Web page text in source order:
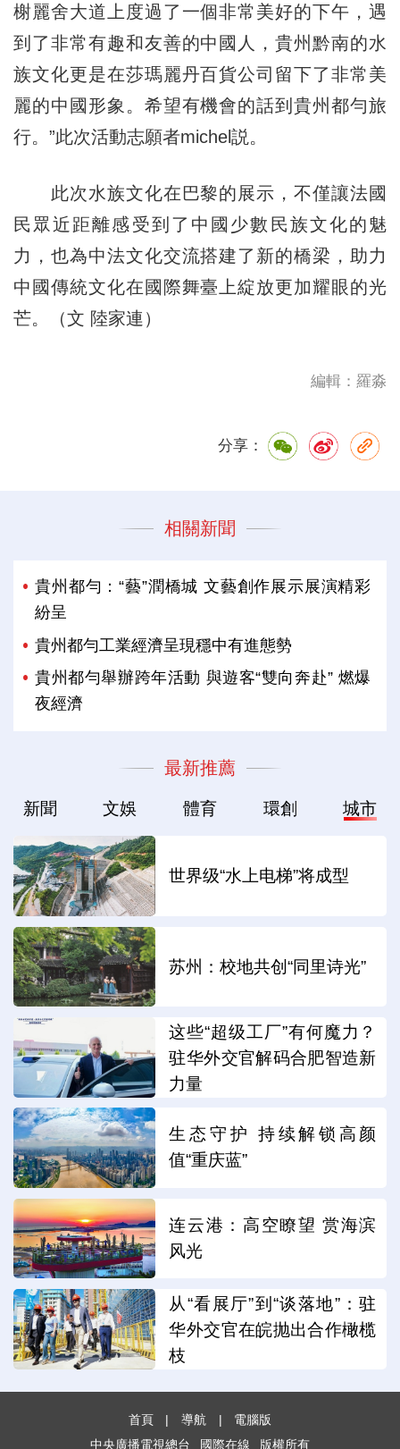
榭麗舍大道上度過了一個非常美好的下午，遇
到了非常有趣和友善的中國人，貴州黔南的水
族文化更是在莎瑪麗丹百貨公司留下了非常美
麗的中國形象。希望有機會的話到貴州都勻旅
行。”此次活動志願者michel説。
此次水族文化在巴黎的展示，不僅讓法國
民眾近距離感受到了中國少數民族文化的魅
力，也為中法文化交流搭建了新的橋梁，助力
中國傳統文化在國際舞臺上綻放更加耀眼的光
芒。（文 陸家連）
編輯：羅淼
分享：
相關新聞
貴州都勻：“藝”潤橋城 文藝創作展示展演精彩
紛呈
貴州都勻工業經濟呈現穩中有進態勢
貴州都勻舉辦跨年活動 與遊客“雙向奔赴” 燃爆
夜經濟
最新推薦
新聞 文娛 體育 環創 城市
世界级“水上电梯”将成型
苏州：校地共创“同里诗光”
这些“超级工厂”有何魔力？
驻华外交官解码合肥智造新
力量
生态守护 持续解锁高颜
值“重庆蓝”
连云港：高空瞭望 赏海滨
风光
从“看展厅”到“谈落地”：驻
华外交官在皖抛出合作橄榄
枝
首頁 | 導航 |
電腦版
中央廣播電視總台
國際在線 版權所有